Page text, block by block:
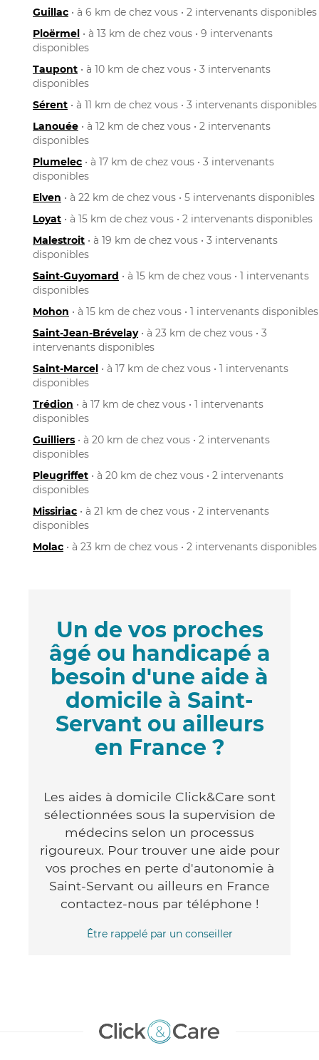
Guillac • à 6 km de chez vous • 2 intervenants disponibles
Ploërmel • à 13 km de chez vous • 9 intervenants
disponibles
Taupont • à 10 km de chez vous • 3 intervenants
disponibles
Sérent • à 11 km de chez vous • 3 intervenants disponibles
Lanouée • à 12 km de chez vous • 2 intervenants
disponibles
Plumelec • à 17 km de chez vous • 3 intervenants
disponibles
Elven • à 22 km de chez vous • 5 intervenants disponibles
Loyat • à 15 km de chez vous • 2 intervenants disponibles
Malestroit • à 19 km de chez vous • 3 intervenants
disponibles
Saint-Guyomard • à 15 km de chez vous • 1 intervenants
disponibles
Mohon • à 15 km de chez vous • 1 intervenants disponibles
Saint-Jean-Brévelay• à 23 km de chez vous • 3
intervenants disponibles
Saint-Marcel • à 17 km de chez vous • 1 intervenants
disponibles
Trédion • à 17 km de chez vous • 1 intervenants
disponibles
Guilliers • à 20 km de chez vous • 2 intervenants
disponibles
Pleugriffet • à 20 km de chez vous • 2 intervenants
disponibles
Missiriac • à 21 km de chez vous • 2 intervenants
disponibles
Molac • à 23 km de chez vous • 2 intervenants disponibles
Un de vos proches
âgé ou handicapé a
besoin d'une aide à
domicile à Saint-
Servant ou ailleurs
en France ?
Les aides à domicile Click&Care sont
sélectionnées sous la supervision de
médecins selon un processus
rigoureux. Pour trouver une aide pour
vos proches en perte d'autonomie à
Saint-Servant ou ailleurs en France
contactez-nous par téléphone !
Être rappelé par un conseiller